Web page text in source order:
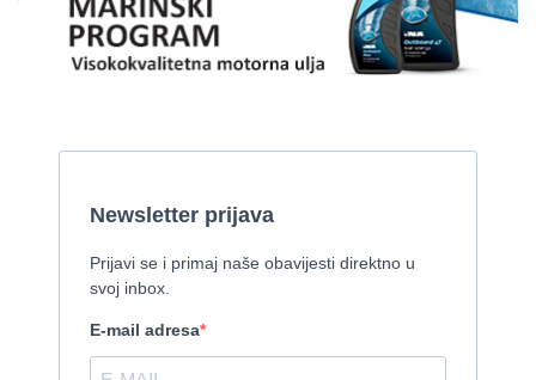
Pirelli 770 EFB
2010, 8,46 x 3,12 m, Mercruiser 235,4 kw
2015, 27 x 7 m, Iveco aifo x 2
Izletnički brod - 94 osobe
Cijena:370.000 EUR
Tender Williams 325 TurboJet - sniženo!
2008, 325 x 1.7 m, weber 750